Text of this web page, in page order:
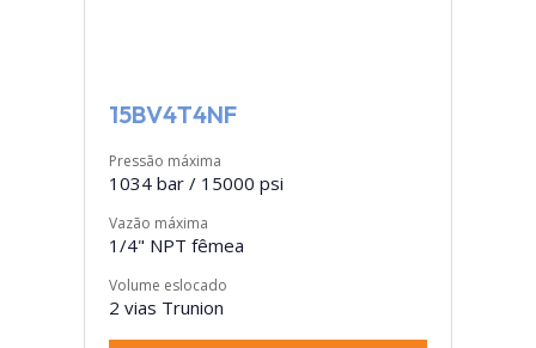
15BV4T4NF
Pressão máxima
1034 bar / 15000 psi
Vazão máxima
1/4" NPT fêmea
Volume eslocado
2 vias Trunion